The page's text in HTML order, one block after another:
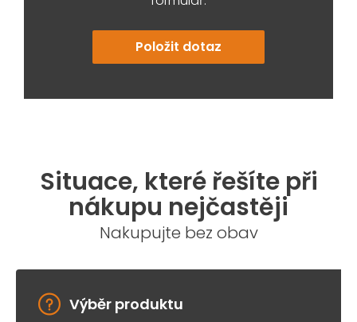
Položit dotaz
Situace, které řešíte při
nákupu nejčastěji
Nakupujte bez obav
Výběr produktu